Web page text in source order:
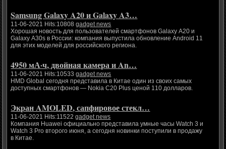
Samsung Galaxy A20 и Galaxy A3…
11-06-2021 Hits:10808gadget news
Хорошая новость для пользователей смартфонов Galaxy A20 и
Galaxy A30s в России: компания выпустила обновление Android 11
для этих моделей для российского региона.
4950 мА·ч, двойная камера и An…
11-06-2021 Hits:10533gadget news
HMD Global сегодня представила в Китае один из своих самых
доступных смартфонов — Nokia C20 Plus ценой 110 долларов.
Экран AMOLED, сапфировое стекл…
11-06-2021 Hits:11522gadget news
Компания Huawei официально представила умные часы Watch 3 и
Watch 3 Pro второго июня, а сегодня новинки поступили в продажу
в Китае.